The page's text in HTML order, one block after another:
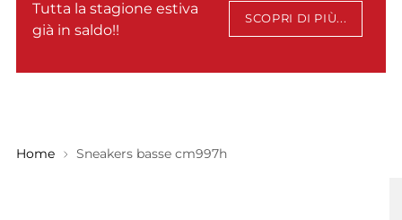
Tutta la stagione estiva
già in saldo!!
SCOPRI DI PIÙ...
Home Sneakers basse cm997h